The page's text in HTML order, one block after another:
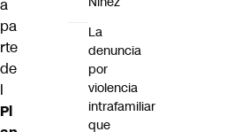
a
pa
rte
de
l
Pl
La
denuncia
por
violencia
intrafamiliar
que